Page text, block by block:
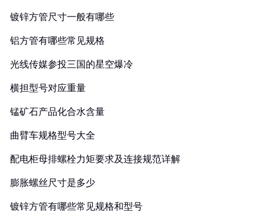
镀锌方管尺寸一般有哪些
铝方管有哪些常见规格
光线传媒参投三国的星空爆冷
横担型号对应重量
锰矿石产品化合水含量
曲臂车规格型号大全
配电柜母排螺栓力矩要求及连接规范详解
膨胀螺丝尺寸是多少
镀锌方管有哪些常见规格和型号